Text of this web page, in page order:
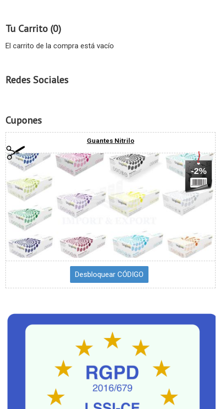
Tu Carrito (0)
El carrito de la compra está vacío
Redes Sociales
Cupones
Guantes Nitrilo
-2%